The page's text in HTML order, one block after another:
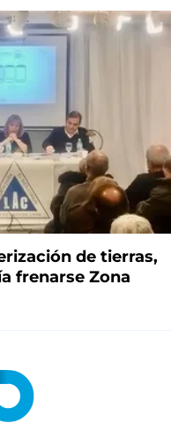
de tierras,
frenarse Zona